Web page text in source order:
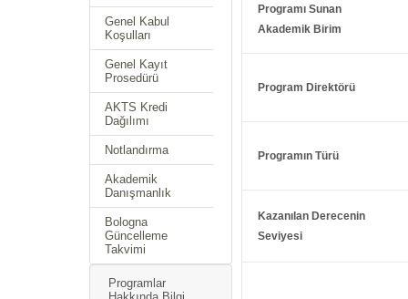
Genel Kabul
Koşulları
Genel Kayıt
Prosedürü
AKTS Kredi
Dağılımı
Notlandırma
Akademik
Danışmanlık
Bologna
Güncelleme
Takvimi
Programlar
Programı Sunan
Akademik Birim
Program Direktörü
Programın Türü
Kazanılan Derecenin
Seviyesi